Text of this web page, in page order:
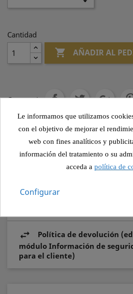
Cantidad
 AÑADIR AL
Compartir
Política de seguridad
Información de seguridad y
Información de seguridad y
Política de devolución
módulo Información de
para el cliente)
Le informamos que utilizamos
con el objetivo de mejorar el
web con fines analíticos y
información del tratamiento o su
acceda a política de
Configurar